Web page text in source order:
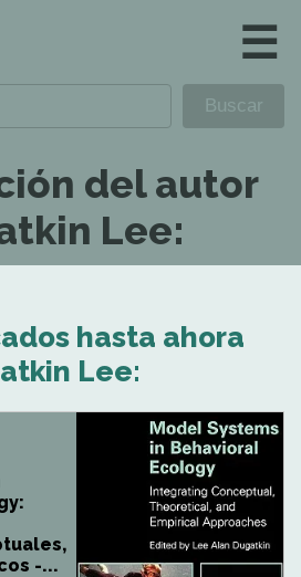
☰
del autor
Lee:
hasta ahora
Lee:
-...